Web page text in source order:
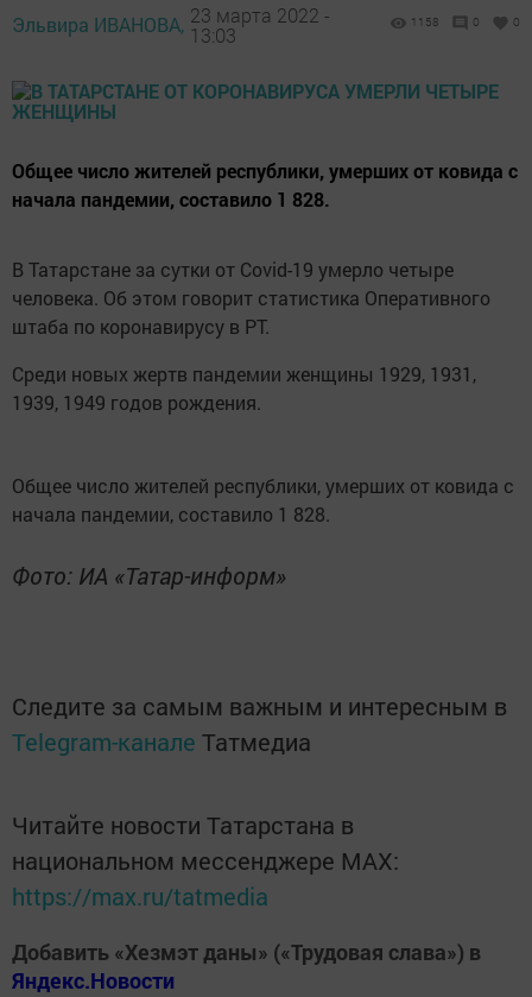
Эльвира ИВАНОВА, 23 марта 2022 -
13:03
1158 0 0
Общее число жителей республики, умерших от ковида с
начала пандемии, составило 1 828.
В Татарстане за сутки от Covid-19 умерло четыре
человека. Об этом говорит статистика Оперативного
штаба по коронавирусу в РТ.
Среди новых жертв пандемии женщины 1929, 1931,
1939, 1949 годов рождения.
Общее число жителей республики, умерших от ковида с
начала пандемии, составило 1 828.
Фото: ИА «Татар-информ»
Следите за самым важным и интересным в
Telegram-канале Татмедиа
Читайте новости Татарстана в
национальном мессенджере MАХ:
https://max.ru/tatmedia
Добавить «Хезмэт даны» («Трудовая слава») в
Яндекс.Новости